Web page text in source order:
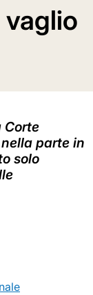
vaglio
Corte
parte in
solo